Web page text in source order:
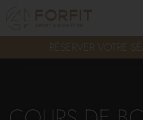
RÉSERVER VOTRE